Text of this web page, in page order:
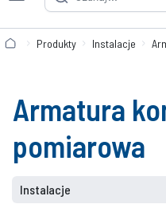
Produkty Instalacje
Armatura
pomiarowa
Instalacje